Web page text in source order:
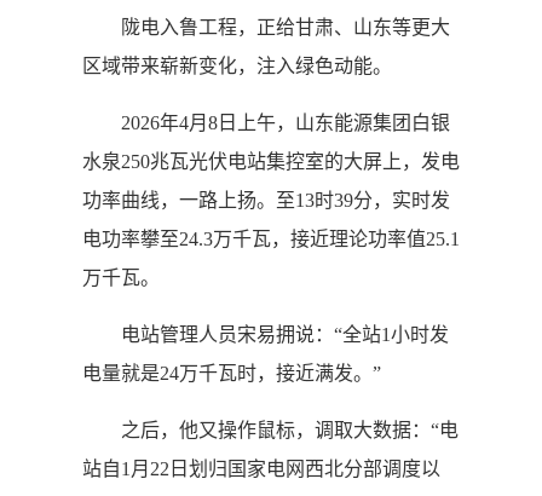
陇电入鲁工程，正给甘肃、山东等更大
区域带来崭新变化，注入绿色动能。
2026年4月8日上午，山东能源集团白银
水泉250兆瓦光伏电站集控室的大屏上，发电
功率曲线，一路上扬。至13时39分，实时发
电功率攀至24.3万千瓦，接近理论功率值25.1
万千瓦。
电站管理人员宋易拥说：“全站1小时发
电量就是24万千瓦时，接近满发。”
之后，他又操作鼠标，调取大数据：“电
站自1月22日划归国家电网西北分部调度以